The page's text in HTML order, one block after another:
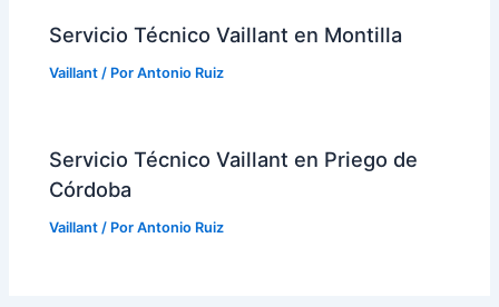
Servicio Técnico Vaillant en Montilla
Vaillant / PorAntonio Ruiz
Servicio Técnico Vaillant en Priego de
Córdoba
Vaillant / PorAntonio Ruiz